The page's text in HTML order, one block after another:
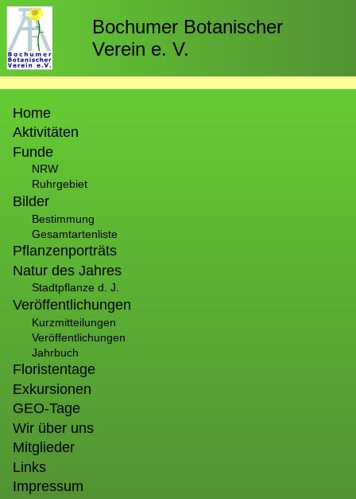
Direkt
zum
Inhalt
Bochumer Botanischer
Verein e. V.
Home
Aktivitäten
Funde
NRW
Ruhrgebiet
Bilder
Bestimmung
Gesamtartenliste
Pflanzenporträts
Natur des Jahres
Stadtpflanze d. J.
Veröffentlichungen
Kurzmitteilungen
Veröffentlichungen
Jahrbuch
Floristentage
Exkursionen
GEO-Tage
Wir über uns
Mitglieder
Links
Impressum